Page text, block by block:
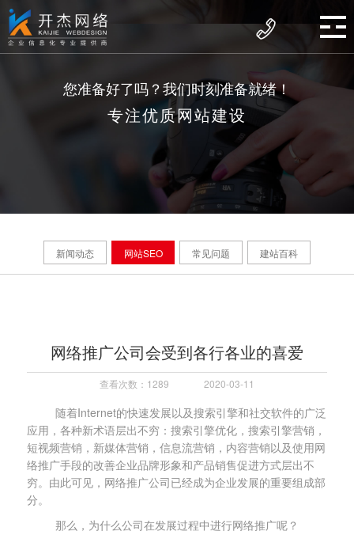
您准备好了吗？我们时刻准备就绪！
专注优质网站建设
新闻动态 网站SEO 常见问题 建站百科
网络推广公司会受到各行各业的喜爱
查看次数：1289 2020-03-11
随着Internet的快速发展以及搜索引擎和社交软件的广泛
应用，各种新术语层出不穷：搜索引擎优化，搜索引擎营销，
短视频营销，新媒体营销，信息流营销，内容营销以及使用网
络推广手段的改善企业品牌形象和产品销售促进方式层出不
穷。由此可见，网络推广公司已经成为企业发展的重要组成部
分。
那么，为什么公司在发展过程中进行网络推广呢？